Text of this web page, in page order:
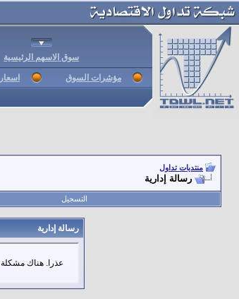
سوق الاسهم الرئيسية
مؤشرات السوق
منتديات تداول
رسالة إدارية
التسجيل
رسالة إدارية
عذرا. هناك مشكلة